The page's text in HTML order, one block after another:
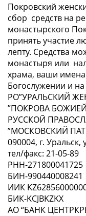
Покровский
сбор средств на
монастырского
принять участие
лепту. Средства
монастыря или
храма, ваши имена
Богослужении и
РО”УРАЛЬСКИЙ
”ПОКРОВА
РУССКОЙ
”МОСКОВСКИЙ
090004, г. Уральск,
тел/факс: 21-05-89
РНН-271800041725
БИН-990440008241
ИИК
БИК-KCJBKZKX
AO “БАНК